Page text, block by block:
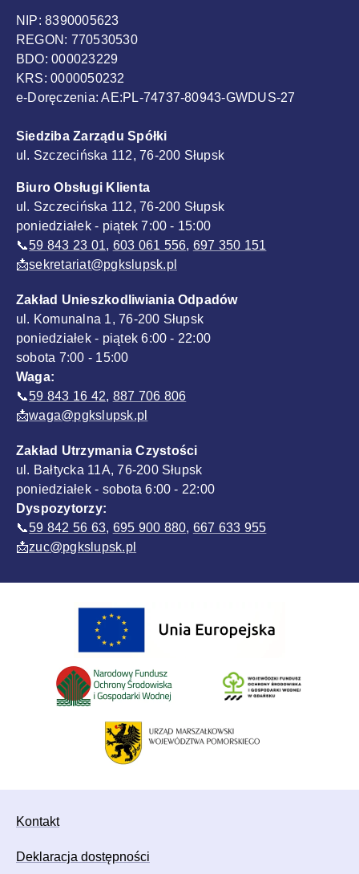
NIP: 8390005623
REGON: 770530530
BDO: 000023229
KRS: 0000050232
e-Doręczenia: AE:PL-74737-80943-GWDUS-27
Siedziba Zarządu Spółki
ul. Szczecińska 112, 76-200 Słupsk
Biuro Obsługi Klienta
ul. Szczecińska 112, 76-200 Słupsk
poniedziałek - piątek 7:00 - 15:00
📞59 843 23 01, 603 061 556, 697 350 151
📩sekretariat@pgkslupsk.pl
Zakład Unieszkodliwiania Odpadów
ul. Komunalna 1, 76-200 Słupsk
poniedziałek - piątek 6:00 - 22:00
sobota 7:00 - 15:00
Waga:
📞59 843 16 42, 887 706 806
📩waga@pgkslupsk.pl
Zakład Utrzymania Czystości
ul. Bałtycka 11A, 76-200 Słupsk
poniedziałek - sobota 6:00 - 22:00
Dyspozytorzy:
📞59 842 56 63, 695 900 880, 667 633 955
📩zuc@pgkslupsk.pl
Sponsorzy
Kontakt
Deklaracja dostępności